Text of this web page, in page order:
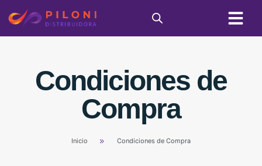
Condiciones de
Compra
Inicio Condiciones de Compra